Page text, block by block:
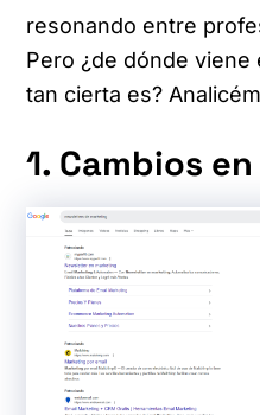
resonando entre
Pero ¿de dónde viene
tan cierta es?
1. Cambios en